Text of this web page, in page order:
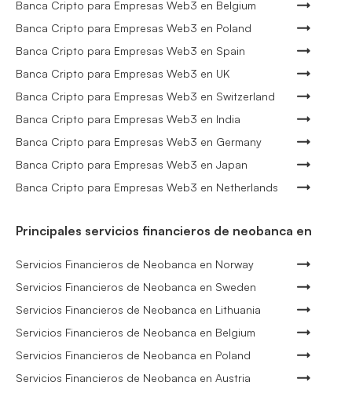
Banca Cripto para Empresas Web3 en Belgium
Banca Cripto para Empresas Web3 en Poland
Banca Cripto para Empresas Web3 en Spain
Banca Cripto para Empresas Web3 en UK
Banca Cripto para Empresas Web3 en Switzerland
Banca Cripto para Empresas Web3 en India
Banca Cripto para Empresas Web3 en Germany
Banca Cripto para Empresas Web3 en Japan
Banca Cripto para Empresas Web3 en Netherlands
Principales servicios financieros de neobanca en
Servicios Financieros de Neobanca en Norway
Servicios Financieros de Neobanca en Sweden
Servicios Financieros de Neobanca en Lithuania
Servicios Financieros de Neobanca en Belgium
Servicios Financieros de Neobanca en Poland
Servicios Financieros de Neobanca en Austria